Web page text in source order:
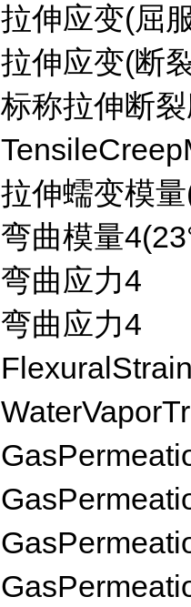
拉伸应变(屈
拉伸应变(断
标称拉伸断
拉伸蠕变模
弯曲模量
弯曲应力4
弯曲应力4